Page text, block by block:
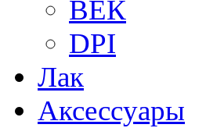
ВЕК
DPI
Лак
Аксессуары